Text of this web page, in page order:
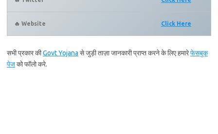
🔥 Website Click Here
सभी प्रकार कीGovt Yojana से जुड़ी ताज़ा जानकारी प्राप्त करने के लिए हमारेफेसबुक
पेजको फॉलो करे.